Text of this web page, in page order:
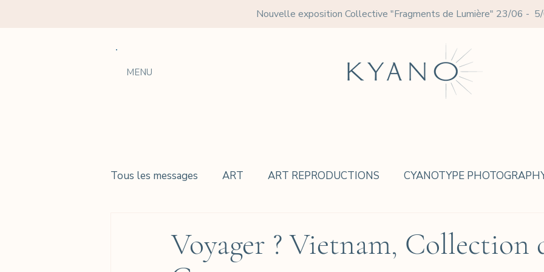
Nouvelle exposition Collective "Fragments de Lumière" 23/06 -
MENU
Tous les messages ART ART REPRODUCTIONS CYANOTYPE
Voyager ? Vietnam, Collection